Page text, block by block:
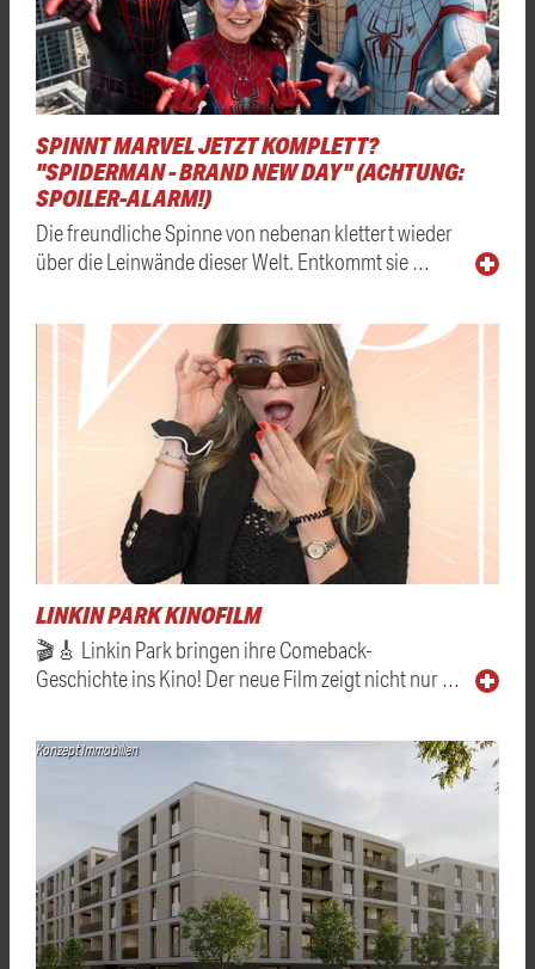
SPINNT MARVEL JETZT KOMPLETT?
"SPIDERMAN - BRAND NEW DAY" (ACHTUNG:
SPOILER-ALARM!)
Die freundliche Spinne von nebenan klettert wieder
über die Leinwände dieser Welt. Entkommt sie …
LINKIN PARK KINOFILM
🎬🎸 Linkin Park bringen ihre Comeback-
Geschichte ins Kino! Der neue Film zeigt nicht nur …
Konzept Immobilien